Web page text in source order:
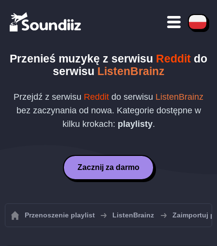
Przenieś muzykę z serwisu Reddit do
serwisu ListenBrainz
Przejdź z serwisu Reddit do serwisu ListenBrainz
bez zaczynania od nowa. Kategorie dostępne w
kilku krokach: playlisty.
Zacznij za darmo
Przenoszenie playlist ListenBrainz Zaimportuj